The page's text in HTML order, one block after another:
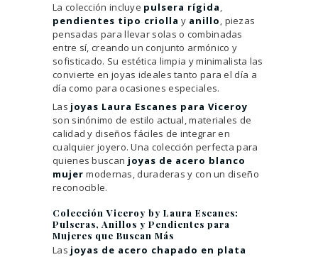
La colección incluye pulsera rígida,
pendientes tipo criolla y anillo, piezas
pensadas para llevar solas o combinadas
entre sí, creando un conjunto armónico y
sofisticado. Su estética limpia y minimalista las
convierte en joyas ideales tanto para el día a
día como para ocasiones especiales.
Las joyas Laura Escanes para Viceroy
son sinónimo de estilo actual, materiales de
calidad y diseños fáciles de integrar en
cualquier joyero. Una colección perfecta para
quienes buscan joyas de acero blanco
mujer modernas, duraderas y con un diseño
reconocible.
Colección Viceroy by Laura Escanes:
Pulseras, Anillos y Pendientes para
Mujeres que Buscan Más
Las joyas de acero chapado en plata